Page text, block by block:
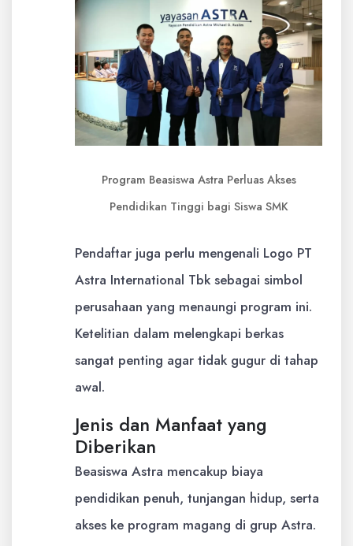
Program Beasiswa Astra Perluas Akses
Pendidikan Tinggi bagi Siswa SMK
Pendaftar juga perlu mengenali Logo PT
Astra International Tbk sebagai simbol
perusahaan yang menaungi program ini.
Ketelitian dalam melengkapi berkas
sangat penting agar tidak gugur di tahap
awal.
Jenis dan Manfaat yang
Diberikan
Beasiswa Astra mencakup biaya
pendidikan penuh, tunjangan hidup, serta
akses ke program magang di grup Astra.